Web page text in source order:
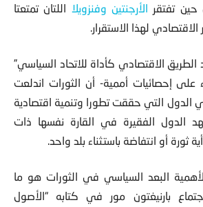
حين تفتقر الأرجنتين وفنزويلا اللتان تمتعتا
لهذا الاستقرار.
الاقتصادي كأداة للاتحاد السياسي”
على إحصائيات أممية- أن الثورات اندلعت
في الدول التي حققت تطورا وتنمية اقتصادية
الدول الفقيرة في القارة نفسها ذات
ثورة أو انتفاضة باستثناء بلد واحد.
البعد السياسي في الثورات هو ما
بارنيغتون مور في كتابه “الأصول